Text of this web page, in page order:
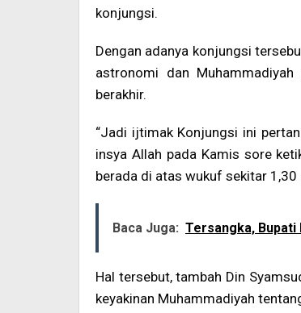
konjungsi.
Dengan adanya konjungsi
astronomi dan
berakhir.
“Jadi ijtimak Konjungsi ini
insya Allah pada Kamis sore
berada di atas wukuf sekitar 1,30
Baca Juga: Tersangka,
Hal tersebut, tambah Din
keyakinan Muhammadiyah